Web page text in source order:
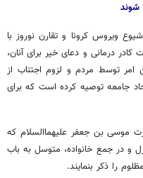
شیوع ویروسکرونا و تقارن نوروز با
درمانی و دعای خیر برای آنان،
امر توسط مردم و لزوم اجتناب از
جامعه توصیه کرده است که برای
حضرت موسی بن جعفر علیهماالسلام که
و در جمع خانواده، متوسل به باب
را ذکر بنمایند.